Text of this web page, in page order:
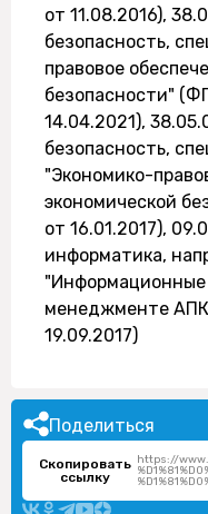
от 11.08.2016),
безопасность,
правовое
безопасности"
14.04.2021),
безопасность,
"Экономико-
экономической
от 16.01.2017),
информатика,
"Информационные
менеджменте
19.09.2017)
Поделиться
Скопировать
ссылку
https://